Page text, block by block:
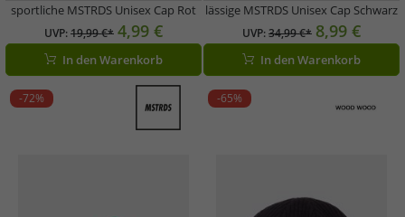
sportliche MSTRDS Unisex Cap Rot
UVP:19,99 €* 4,99 €
In den Warenkorb
lässige MSTRDS Unisex Cap Schwarz
UVP:34,99 €* 8,99 €
In den Warenkorb
-72% -65%